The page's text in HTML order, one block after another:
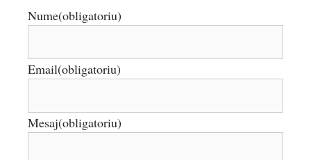
Nume(obligatoriu)
Email(obligatoriu)
Mesaj(obligatoriu)